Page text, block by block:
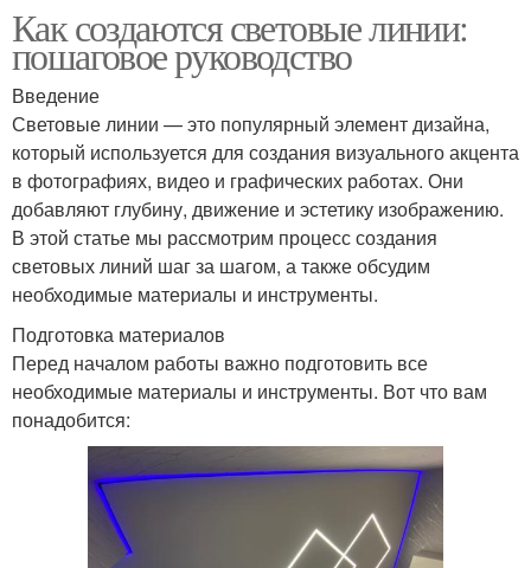
Как создаются световые линии:
пошаговое руководство
Введение
Световые линии — это популярный элемент дизайна,
который используется для создания визуального акцента
в фотографиях, видео и графических работах. Они
добавляют глубину, движение и эстетику изображению.
В этой статье мы рассмотрим процесс создания
световых линий шаг за шагом, а также обсудим
необходимые материалы и инструменты.
Подготовка материалов
Перед началом работы важно подготовить все
необходимые материалы и инструменты. Вот что вам
понадобится: